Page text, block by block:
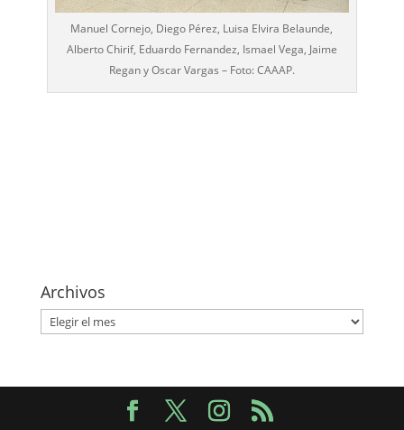
Manuel Cornejo, Diego Pérez, Luisa Elvira Belaunde,
Alberto Chirif, Eduardo Fernandez, Ismael Vega, Jaime
Regan y Oscar Vargas – Foto: CAAAP.
Archivos
Archivos